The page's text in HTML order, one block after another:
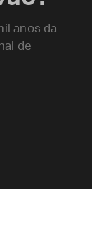
anos da
de